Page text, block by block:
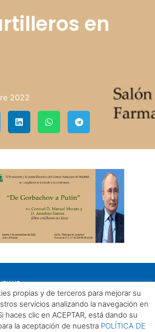
en
2022
propias y de terceros para mejorar su
servicios analizando la navegación en
haces clic en ACEPTAR, está dando su
la aceptación de nuestra POLÍTICA DE